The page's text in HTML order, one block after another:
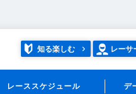
知る楽しむ レーサ
レーススケジュール デ